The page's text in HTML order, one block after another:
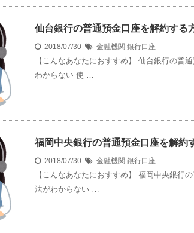
仙台銀行の普通預金口座を解約する
2018/07/30 金融機関 銀行口座
【こんなあなたにおすすめ】 仙台銀行の普
わからない 使 …
福岡中央銀行の普通預金口座を解約
2018/07/30 金融機関 銀行口座
【こんなあなたにおすすめ】 福岡中央銀行
法がわからない …